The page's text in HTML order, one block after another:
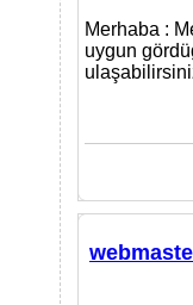
Merhaba :
uygun